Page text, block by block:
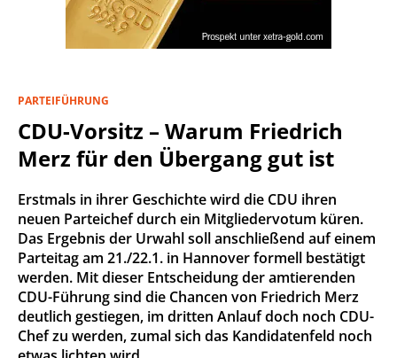
PARTEIFÜHRUNG
CDU-Vorsitz – Warum Friedrich
Merz für den Übergang gut ist
Erstmals in ihrer Geschichte wird die CDU ihren
neuen Parteichef durch ein Mitgliedervotum küren.
Das Ergebnis der Urwahl soll anschließend auf einem
Parteitag am 21./22.1. in Hannover formell bestätigt
werden. Mit dieser Entscheidung der amtierenden
CDU-Führung sind die Chancen von Friedrich Merz
deutlich gestiegen, im dritten Anlauf doch noch CDU-
Chef zu werden, zumal sich das Kandidatenfeld noch